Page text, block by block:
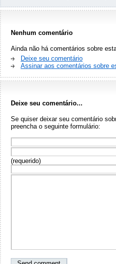
Nenhum comentário
Ainda não há comentários sobre
Deixe seu comentário
Assinar aos comentários sobre
Deixe seu comentário...
Se quiser deixar seu comentário
preencha o seguinte formulário:
(requerido)